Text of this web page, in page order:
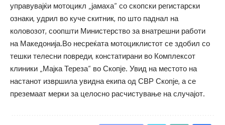
управувајќи мотоцикл „јамаха“ со скопски регистарски
ознаки, удрил во куче скитник, по што паднал на
коловозот, соопшти Министерство за внатрешни работи
на Македонија.Во несреќата мотоциклистот се здобил со
тешки телесни повреди, констатирани во Комплексот
клиники „Мајка Тереза“ во Скопје. Увид на местото на
настанот извршила увидна екипа од СВР Скопје, а се
преземаат мерки за целосно расчистување на случајот.